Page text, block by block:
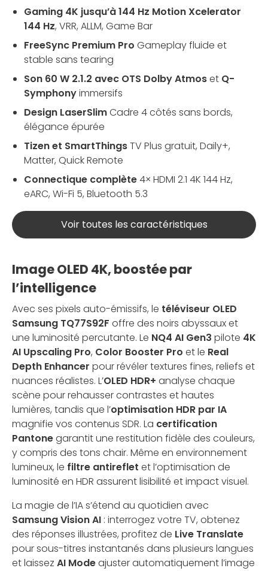
Gaming 4K jusqu’à 144 Hz Motion Xcelerator
144 Hz, VRR, ALLM, Game Bar
FreeSync Premium Pro Gameplay fluide et
stable sans tearing
Son 60 W 2.1.2 avec OTS Dolby Atmoset Q-
Symphonyimmersifs
Design LaserSlimCadre 4 côtés sans bords,
élégance épurée
Tizen et SmartThingsTV Plus gratuit, Daily+,
Matter, Quick Remote
Connectique complète4× HDMI 2.1 4K 144 Hz,
eARC, Wi-Fi 5, Bluetooth 5.3
Voir toutes les caractéristiques
Image OLED 4K, boostée par
l’intelligence
Avec ses pixels auto-émissifs, le téléviseur OLED
Samsung TQ77S92F offre des noirs abyssaux et
une luminosité percutante. Le NQ4 AI Gen3 pilote 4K
AI Upscaling Pro, Color Booster Pro et le Real
Depth Enhancer pour révéler textures fines, reliefs et
nuances réalistes. L’OLED HDR+ analyse chaque
scène pour rehausser contrastes et hautes
lumières, tandis que l’optimisation HDR par IA
magnifie vos contenus SDR. La certification
Pantonegarantit une restitution fidèle des couleurs,
y compris des tons chair. Même en environnement
lumineux, le filtre antireflet et l’optimisation de
luminosité en HDR assurent lisibilité et impact visuel.
La magie de l’IA s’étend au quotidien avec
Samsung Vision AI : interrogez votre TV, obtenez
des réponses illustrées, profitez de Live Translate
pour sous-titres instantanés dans plusieurs langues
et laissez AI Modeajuster automatiquement l’image